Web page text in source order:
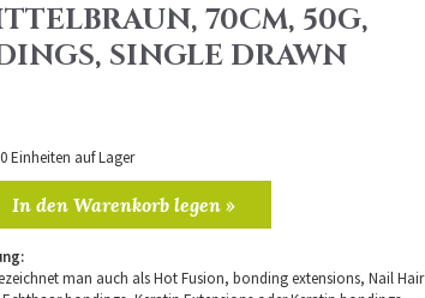
70CM, 50G,
SINGLE DRAWN
Einheiten auf Lager
In den Warenkorb legen »
man auch als Hot Fusion, bonding extensions, Nail Hair